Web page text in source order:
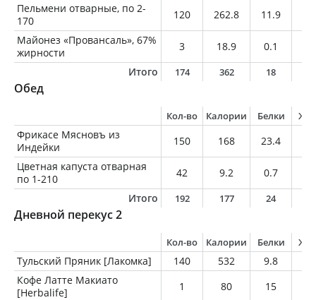
Пельмени отварные, по 2-
170
120 262.8 11.9
Майонез «Провансаль», 67%
жирности
3 18.9 0.1
Итого
174 362 18
Обед
Кол-во Калории Белки
Фрикасе Мясновъ из
Индейки
150 168 23.4
Цветная капуста отварная
по 1-210
42 9.2 0.7
Итого
192 177 24
Дневной перекус 2
Кол-во Калории Белки
Тульский Пряник [Лакомка] 140 532 9.8
Кофе Латте Макиато
[Herbalife]
1 80 15